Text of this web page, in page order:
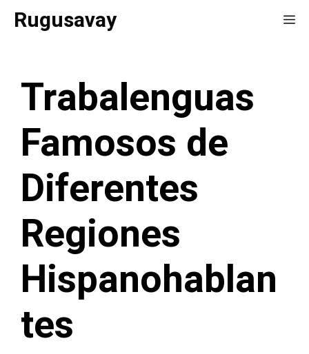
SaltarRugusavay
Trabalenguas
Famosos de
Diferentes
Regiones
Hispanohablan
tes